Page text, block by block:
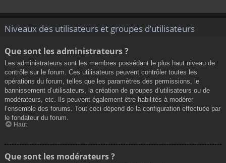
Niveaux des utilisateurs et groupes d’utilisateurs
Que sont les administrateurs ?
Les administrateurs sont les membres possédant le plus haut niveau de
contrôle sur le forum. Ces utilisateurs peuvent contrôler toutes les
opérations du forum, telles que les paramètres des permissions, le
bannissement d’utilisateurs, la création de groupes d’utilisateurs ou de
modérateurs, etc. Ils peuvent également être habilités à modérer
l’ensemble des forums. Tout ceci dépend de la configuration effectuée par
le fondateur du forum.
Haut
Que sont les modérateurs ?